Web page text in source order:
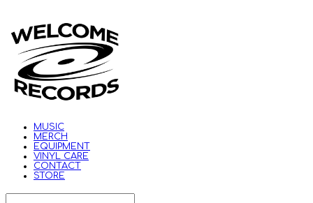
MUSIC
MERCH
EQUIPMENT
VINYL CARE
CONTACT
STORE